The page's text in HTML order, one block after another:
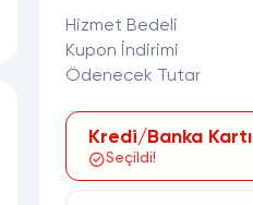
Hizmet Bedeli
Kupon İndirimi
Ödenecek Tutar
Kredi/Banka Kartı
Seçildi!